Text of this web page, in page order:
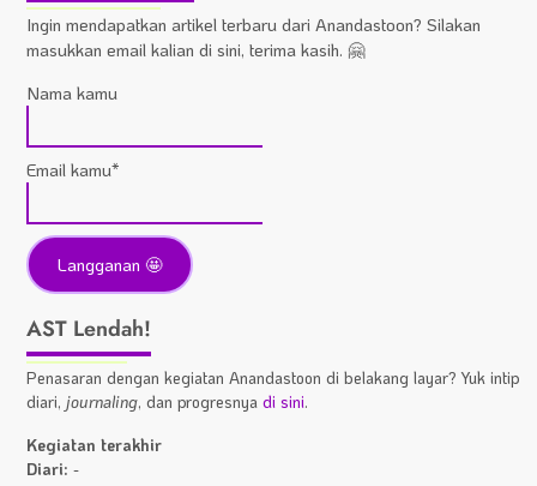
Ingin mendapatkan artikel terbaru dari Anandastoon? Silakan
masukkan email kalian di sini, terima kasih. 🤗
Nama kamu
Email kamu*
AST Lendah!
Penasaran dengan kegiatan Anandastoon di belakang layar? Yuk intip
diari, journaling, dan progresnyadi sini.
Kegiatan terakhir
Diari:-